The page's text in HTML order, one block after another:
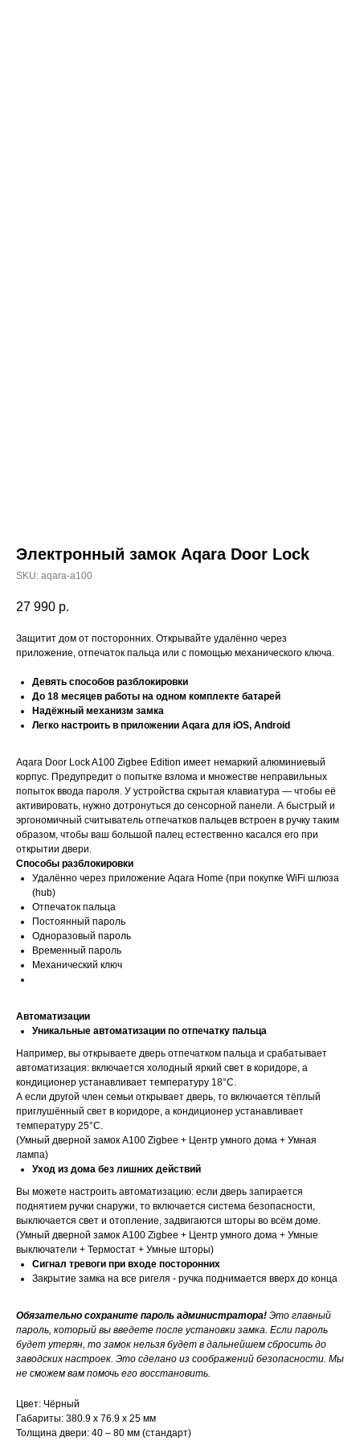
Электронный замок Aqara Door Lock
SKU: aqara-a100
27 990 р.
Защитит дом от посторонних. Открывайте удалённо через
приложение, отпечаток пальца или с помощью механического ключа.
Девять способов разблокировки
До 18 месяцев работы на одном комплекте батарей
Надёжный механизм замка
Легко настроить в приложении Aqara для iOS, Android
Aqara Door Lock A100 Zigbee Edition имеет немаркий алюминиевый
корпус. Предупредит о попытке взлома и множестве неправильных
попыток ввода пароля. У устройства скрытая клавиатура — чтобы её
активировать, нужно дотронуться до сенсорной панели. А быстрый и
эргономичный считыватель отпечатков пальцев встроен в ручку таким
образом, чтобы ваш большой палец естественно касался его при
открытии двери.
Способы разблокировки
Удалённо через приложение Aqara Home (при покупке WiFi шлюза
(hub)
Отпечаток пальца
Постоянный пароль
Одноразовый пароль
Временный пароль
Механический ключ
Автоматизации
Уникальные автоматизации по отпечатку пальца
Например, вы открываете дверь отпечатком пальца и срабатывает
автоматизация: включается холодный яркий свет в коридоре, а
кондиционер устанавливает температуру 18°C.
А если другой член семьи открывает дверь, то включается тёплый
приглушённый свет в коридоре, а кондиционер устанавливает
температуру 25°C.
(Умный дверной замок A100 Zigbee + Центр умного дома + Умная
лампа)
Уход из дома без лишних действий
Вы можете настроить автоматизацию: если дверь запирается
поднятием ручки снаружи, то включается система безопасности,
выключается свет и отопление, задвигаются шторы во всём доме.
(Умный дверной замок A100 Zigbee + Центр умного дома + Умные
выключатели + Термостат + Умные шторы)
Сигнал тревоги при входе посторонних
Закрытие замка на все ригеля - ручка поднимается вверх до конца
Обязательно сохраните пароль администратора! Это главный
пароль, который вы введете после установки замка. Если пароль
будет утерян, то замок нельзя будет в дальнейшем сбросить до
заводских настроек. Это сделано из соображений безопасности. Мы
не сможем вам помочь его восстановить.
Цвет: Чёрный
Габариты: 380.9 х 76.9 х 25 мм
Толщина двери: 40 – 80 мм (стандарт)